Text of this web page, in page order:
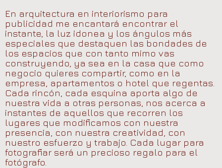
En arquitectura en interiorismo para
publicidad me encantará encontrar el
instante, la luz idonea y los ángulos más
especiales que destaquen las bondades de
los espacios que con tanto mimo vas
construyendo, ya sea en la casa que como
negocio quieres compartir, como en la
empresa, apartamentos o hotel que regentas.
Cada rincón, cada esquina aporta algo de
nuestra vida a otras personas, nos acerca a
instantes de aquellos que recorren los
lugares que modificamos con nuestra
presencia, con nuestra creatividad, con
nuestro esfuerzo y trabajo. Cada lugar para
fotografiar será un precioso regalo para el
fotógrafo.